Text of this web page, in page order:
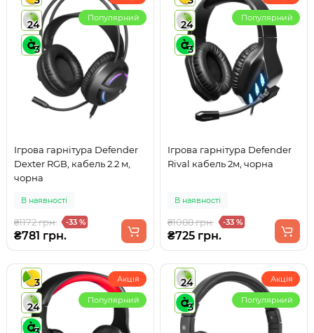
24
3
Популярний
Ігрова гарнітура Defender
Dexter RGB, кабель 2.2 м,
чорна
В наявності
₴1172 грн. -33 %
₴781 грн.
24
3
Популярний
Ігрова гарнітура Defender
Rival кабель 2м, чорна
В наявності
₴1088 грн. -33 %
₴725 грн.
3
24
Акція
Популярний
24
3
Акція
Популярний